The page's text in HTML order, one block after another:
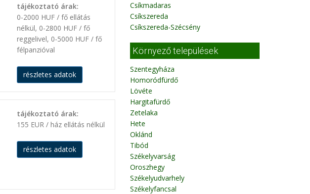
tájékoztató árak:
0-2000 HUF / fő ellátás
nélkül, 0-2800 HUF / fő
reggelivel, 0-5000 HUF / fő
félpanzióval
részletes adatok
tájékoztató árak:
155 EUR / ház ellátás nélkül
részletes adatok
Csíkmadaras
Csíkszereda
Csíkszereda-Szécsény
Környező települések
Szentegyháza
Homoródfürdő
Lövéte
Hargitafürdő
Zetelaka
Hete
Oklánd
Tibód
Székelyvarság
Oroszhegy
Székelyudvarhely
Székelyfancsal